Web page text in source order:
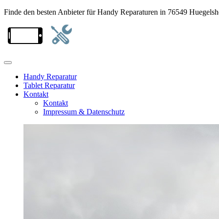
Finde den besten Anbieter für Handy Reparaturen in 76549
Handy Reparatur
Tablet Reparatur
Kontakt
Kontakt
Impressum & Datenschutz